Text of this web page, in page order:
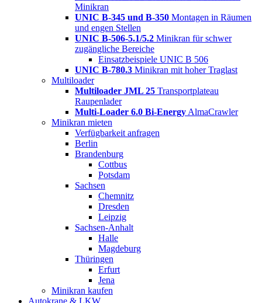
Minikran
UNIC B-345 und B-350 Montagen in Räumen
und engen Stellen
UNIC B-506-5.1/5.2 Minikran für schwer
zugängliche Bereiche
Einsatzbeispiele UNIC B 506
UNIC B-780.3 Minikran mit hoher Traglast
Multiloader
Multiloader JML 25 Transportplateau
Raupenlader
Multi-Loader 6.0 Bi-Energy AlmaCrawler
Minikran mieten
Verfügbarkeit anfragen
Berlin
Brandenburg
Cottbus
Potsdam
Sachsen
Chemnitz
Dresden
Leipzig
Sachsen-Anhalt
Halle
Magdeburg
Thüringen
Erfurt
Jena
Minikran kaufen
Autokrane & LKW